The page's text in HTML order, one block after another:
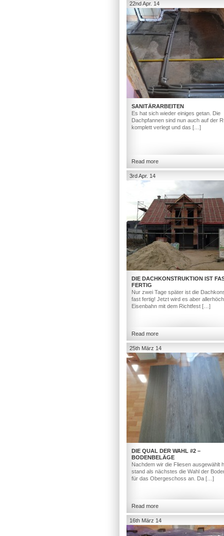
22nd Apr. 14
SANITÄRARBEITEN
Es hat sich wieder einiges getan. Die
Dachpfannen sind nun auch auf der
komplett verlegt und das […]
Read more
3rd Apr. 14
DIE DACHKONSTRUKTION IST
FERTIG
Nur zwei Tage später ist die
fast fertig! Jetzt wird es aber
Eisenbahn mit dem Richtfest […]
Read more
25th März 14
DIE QUAL DER WAHL #2 –
BODENBELÄGE
Nachdem wir die Fliesen ausgewählt
stand als nächstes die Wahl der
für das Obergeschoss an. Da […]
Read more
16th März 14